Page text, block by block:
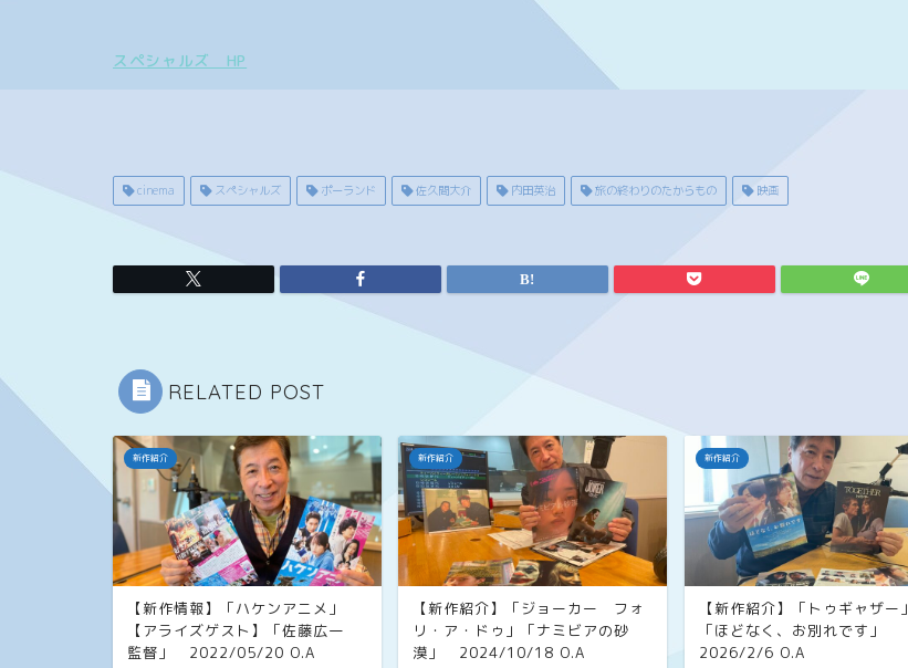
スペシャルズ HP
cinema スペシャルズ ポーランド 佐久間大介 内田英治 旅の終わりのたからもの 映画
RELATED POST
新作紹介
【新作情報】「ハケンアニメ」
【アライズゲスト】「佐藤広一
監督」 2022/05/20 O.A
新作紹介
【新作紹介】「ジョーカー フォ
リ・ア・ドゥ」「ナミビアの砂
漠」 2024/10/18 O.A
新作紹介
【新作紹介】「トゥギャザー」
「ほどなく、お別れです」
2026/2/6 O.A